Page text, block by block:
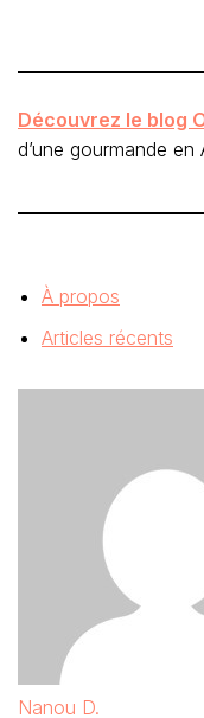
Découvrez le blog
d’une gourmande en
À propos
Articles récents
Nanou D.